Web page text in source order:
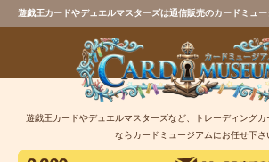
遊戯王カードやデュエルマスターズは通信販売のカードミュー
遊戯王カードやデュエルマスターズなど、トレーディングカ
ならカードミュージアムにお任せ下さ